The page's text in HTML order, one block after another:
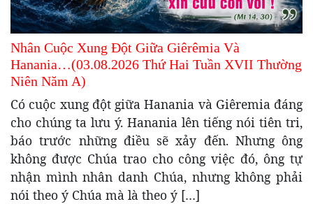
Nhân Cuộc Xung Đột Giữa Giêrêmia Và
Hanania…(03.08.2026 Thứ Hai Tuần XVII Thường
Niên Năm A)
Có cuộc xung đột giữa Hanania và Giêremia đáng
cho chúng ta lưu ý. Hanania lên tiếng nói tiên tri,
báo trước những điều sẽ xảy đến. Nhưng ông
không được Chúa trao cho công việc đó, ông tự
nhận mình nhân danh Chúa, nhưng không phải
nói theo ý Chúa mà là theo ý […]